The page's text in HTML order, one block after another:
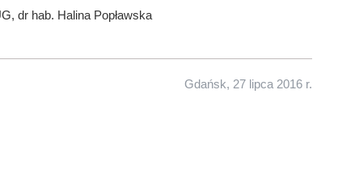
dr hab. Halina Popławska
Gdańsk, 27 lipca 2016 r.